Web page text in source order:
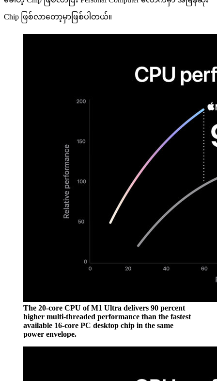
Chip ဖြစ်လာတော့မှာဖြစ်ပါတယ်။
The 20-core CPU of M1 Ultra delivers 90 percent
higher multi-threaded performance than the fastest
available 16-core PC desktop chip in the same
power envelope.